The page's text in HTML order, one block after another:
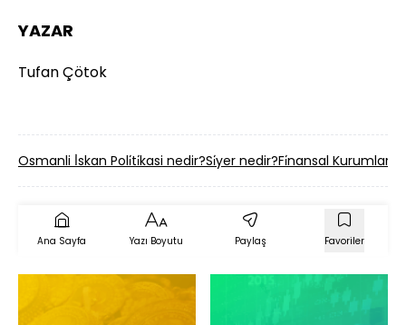
YAZAR
Tufan Çötok
Osmanli İ̇skan Poli̇ti̇kasi nedir?Si̇yer nedir?Fi̇nansal Kurumlar
Ana Sayfa Yazı Boyutu Paylaş Favoriler